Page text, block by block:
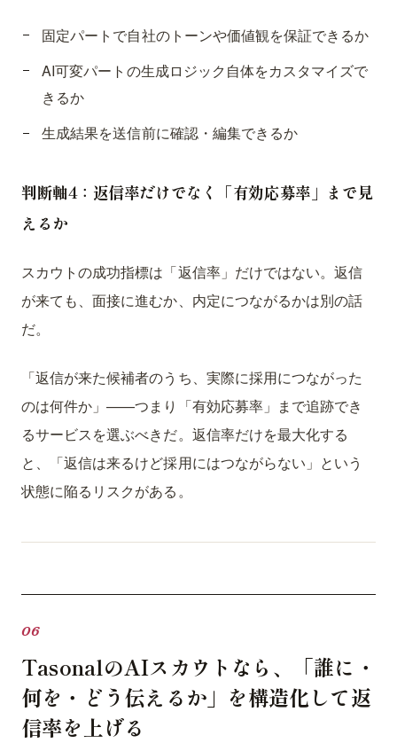
固定パートで自社のトーンや価値観を保証できるか
AI可変パートの生成ロジック自体をカスタマイズで
きるか
生成結果を送信前に確認・編集できるか
判断軸4：返信率だけでなく「有効応募率」まで見
えるか
スカウトの成功指標は「返信率」だけではない。返信
が来ても、面接に進むか、内定につながるかは別の話
だ。
「返信が来た候補者のうち、実際に採用につながった
のは何件か」——つまり「有効応募率」まで追跡でき
るサービスを選ぶべきだ。返信率だけを最大化する
と、「返信は来るけど採用にはつながらない」という
状態に陥るリスクがある。
TasonalのAIスカウトなら、「誰に・
何を・どう伝えるか」を構造化して返
信率を上げる